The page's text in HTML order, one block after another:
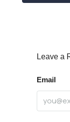
Leave a
Email